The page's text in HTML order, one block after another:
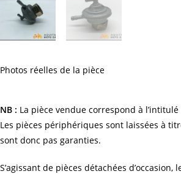
Photos réelles de la pièce
NB : La pièce vendue correspond à
Les pièces périphériques sont laissées à
sont donc pas garanties.
S’agissant de pièces détachées